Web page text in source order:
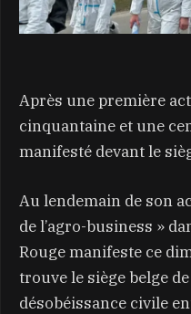
Après une première
cinquantaine et une
manifesté devant le
Au lendemain de son
de l’agro-business »
Rouge manifeste ce
trouve le siège belge
désobéissance civile